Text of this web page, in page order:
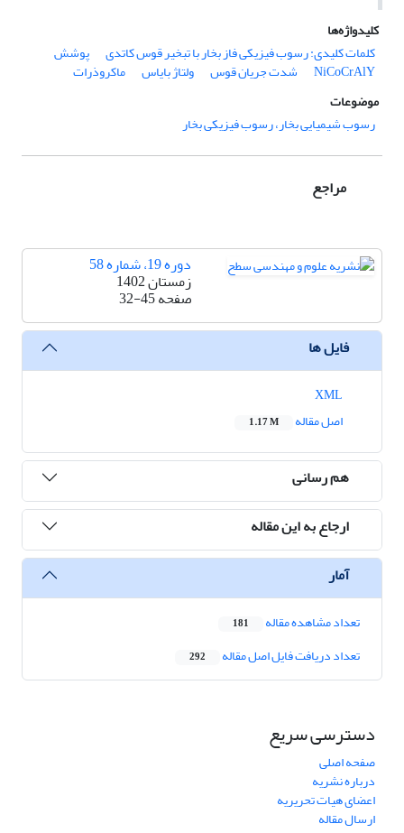
کلیدواژه‌ها
کلمات کلیدی: رسوب فیزیکی فاز بخار با تبخیر قوس کاتدی
پوشش
NiCoCrAlY شدت جریان قوس ولتاژ بایاس
ماکروذرات
موضوعات
رسوب شیمیایی بخار، رسوب فیزیکی بخار
مراجع
دوره 19، شماره 58
زمستان 1402
صفحه32-45
فایل ها
اصل مقاله
1.17 M
هم رسانی
ارجاع به این مقاله
آمار
تعداد مشاهده مقاله 181
تعداد دریافت فایل اصل مقاله 292
دسترسی سریع
صفحه اصلی
درباره نشریه
اعضای هیات تحریریه
ارسال مقاله